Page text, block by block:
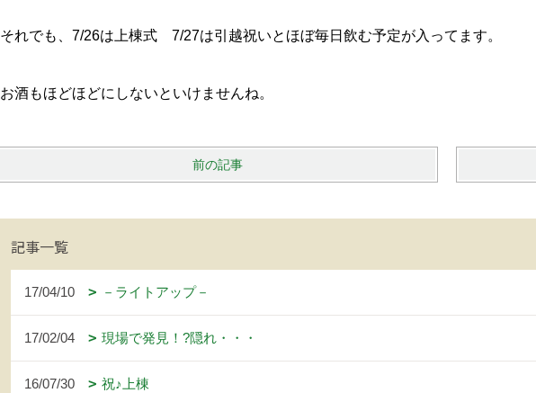
それでも、7/26は上棟式 7/27は引越祝いとほぼ毎日飲む予定が入ってます。
お酒もほどほどにしないといけませんね。
前の記事
記事一覧
17/04/10 －ライトアップ－
17/02/04 現場で発見！?隠れ・・・
16/07/30 祝♪上棟